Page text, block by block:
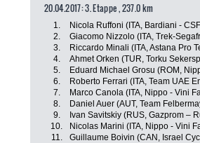
20.04.2017: 3. Etappe , 237.0 km
1. Nicola Ruffoni (ITA, Bardiani -
2.
Giacomo Nizzolo (ITA, Trek-
3.
Riccardo Minali (ITA, Astana Pro
4.
Ahmet Orken (TUR, Torku
5.
Eduard Michael Grosu (ROM,
6.
Roberto Ferrari (ITA, Team UAE
7.
Marco Canola (ITA, Nippo - Vini
8.
Daniel Auer (AUT, Team
9.
Ivan Savitskiy (RUS, Gazprom –
10.
Nicolas Marini (ITA, Nippo - Vini
11.
Guillaume Boivin (CAN, Israel